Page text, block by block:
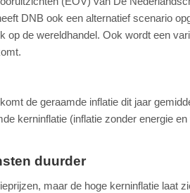
DNB ook een alternatief scenario
de wereldhandel. Ook wordt een
de geraamde inflatie dit jaar
kerninflatie (inflatie zonder energie
duurder
maar de hoge kerninflatie laat